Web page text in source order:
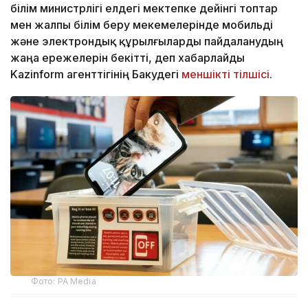
білім министрлігі елдегі мектепке дейінгі топтар
мен жалпы білім беру мекемелерінде мобильді
және электрондық құрылғыларды пайдаланудың
жаңа ережелерін бекітті, деп хабарлайды
Kazinform агенттігінің Бакудегі меншікті тілшісі.
Фото: PA Media